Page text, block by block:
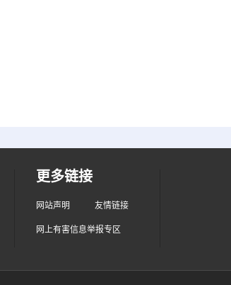
更多链接
网站声明 友情链接
网上有害信息举报专区